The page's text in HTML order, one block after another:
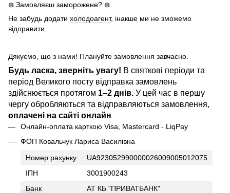
❄️ Замовляєш заморожене? ❄️
Не забудь додати холодоагент, інакше ми не зможемо
відправити.
Дякуємо, що з нами! Плануйте замовлення завчасно.
Будь ласка, зверніть увагу! В святкові періоди та
період Великого посту відправка замовлень
здійснюється протягом 1–2 днів. У цей час в першу
чергу обробляються та відправляються замовлення,
оплачені на сайті онлайн
Онлайн-оплата карткою Visa, Mastercard - LiqPay
ФОП Ковальчук Лариса Василівна
Номер рахунку
UA923052990000026009005012075
ІПН
3001900243
Банк
АТ КБ "ПРИВАТБАНК"